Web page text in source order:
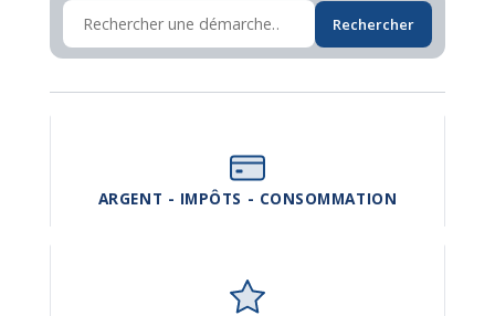
Rechercher
ARGENT - IMPÔTS - CONSOMMATION